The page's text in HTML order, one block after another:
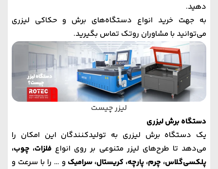
دهید.
به جهت خرید انواع دستگاه‌های برش و حکاکی لیزری
می‌توانید با مشاوران روتک تماس بگیرید.
لیزر چیست
دستگاه برش لیزری
یک دستگاه برش لیزری به تولیدکنندگان این امکان را
می‌دهد تا طرح‌های لیزر متنوعی بر روی انواع فلزات، چوب،
پلکسی‌گلاس، چرم، پارچه، کریستال، سرامیک و … را با سرعت و